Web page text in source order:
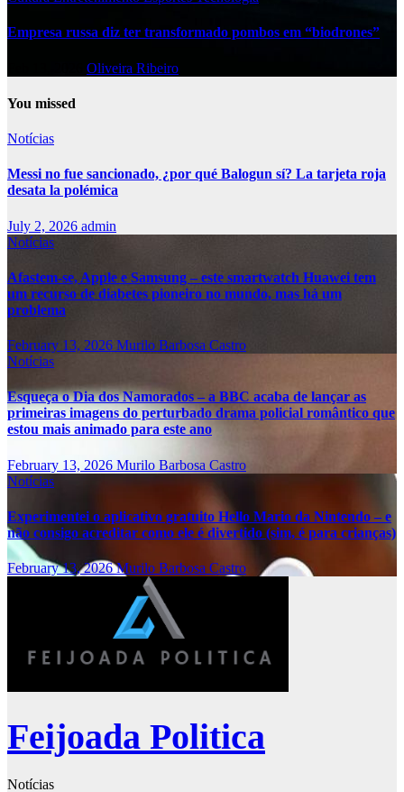
Empresa russa diz ter transformado pombos em “biodrones”
Oliveira Ribeiro
You missed
Notícias
Messi no fue sancionado, ¿por qué Balogun sí? La tarjeta roja
desata la polémica
July 2, 2026 admin
Notícias
Afastem-se, Apple e Samsung – este smartwatch Huawei tem
um recurso de diabetes pioneiro no mundo, mas há um
problema
February 13, 2026 Murilo Barbosa Castro
Notícias
Esqueça o Dia dos Namorados – a BBC acaba de lançar as
primeiras imagens do perturbado drama policial romântico que
estou mais animado para este ano
February 13, 2026 Murilo Barbosa Castro
Notícias
Experimentei o aplicativo gratuito Hello Mario da Nintendo – e
não consigo acreditar como ele é divertido (sim, é para crianças)
February 13, 2026Murilo Barbosa Castro
Feijoada Politica
Notícias